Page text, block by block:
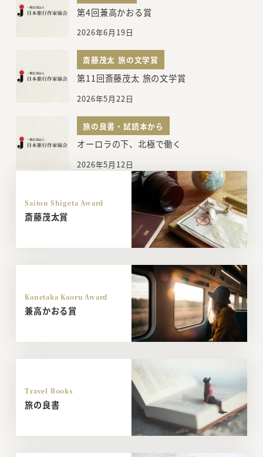
第4回兼高かおる賞
2026年6月19日
斎藤茂太 旅の文学賞
第11回斎藤茂太 旅の文学賞
2026年5月22日
旅の良書・試読本から
オーロラの下、北極で働く
2026年5月12日
Saitou Shigeta Award
斎藤茂太賞
Kanetaka Kaoru Award
兼高かおる賞
Travel Books
旅の良書